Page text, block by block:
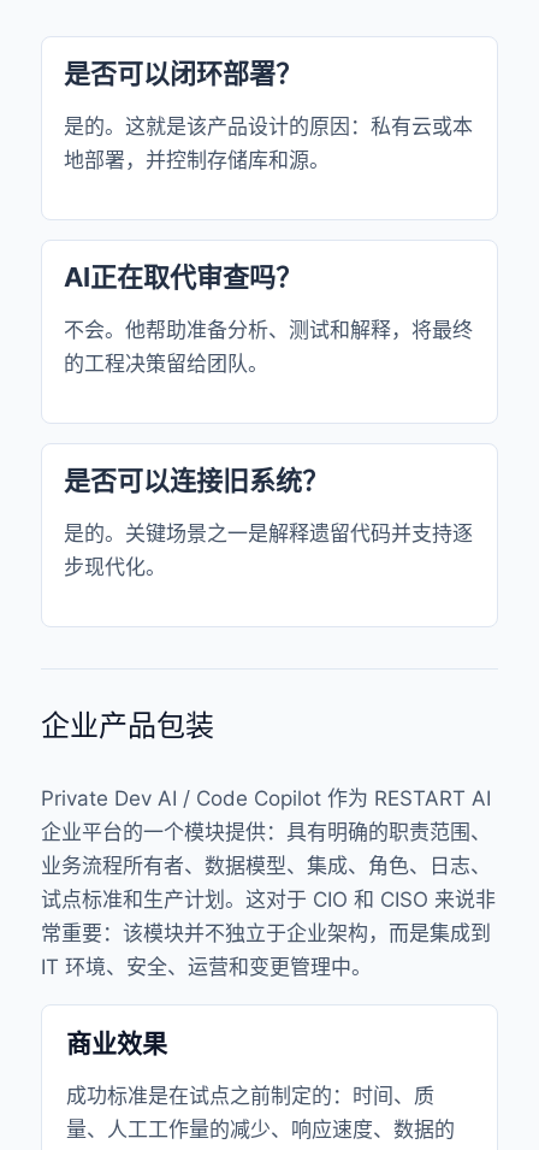
是否可以闭环部署？
是的。这就是该产品设计的原因：私有云或本
地部署，并控制存储库和源。
AI正在取代审查吗？
不会。他帮助准备分析、测试和解释，将最终
的工程决策留给团队。
是否可以连接旧系统？
是的。关键场景之一是解释遗留代码并支持逐
步现代化。
企业产品包装
Private Dev AI / Code Copilot 作为 RESTART AI
企业平台的一个模块提供：具有明确的职责范围、
业务流程所有者、数据模型、集成、角色、日志、
试点标准和生产计划。这对于 CIO 和 CISO 来说非
常重要：该模块并不独立于企业架构，而是集成到
IT 环境、安全、运营和变更管理中。
商业效果
成功标准是在试点之前制定的：时间、质
量、人工工作量的减少、响应速度、数据的